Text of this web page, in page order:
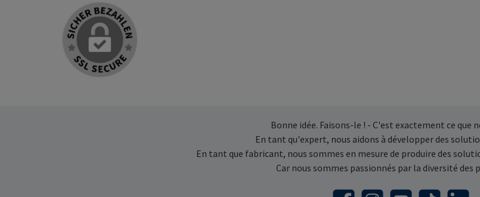
Bonne idée. Faisons-le ! - C'est exactement ce que
En tant qu'expert, nous aidons à développer des
En tant que fabricant, nous sommes en mesure de produire des
Car nous sommes passionnés par la diversité des